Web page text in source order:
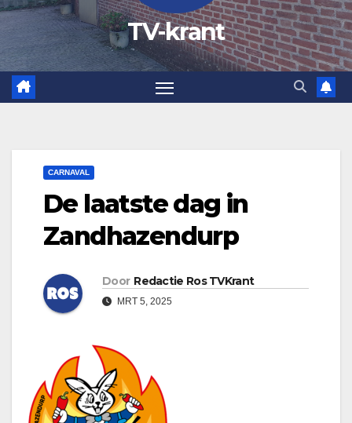
TV-krant
CARNAVAL
De laatste dag in
Zandhazendurp
Door Redactie Ros TVKrant
MRT 5, 2025